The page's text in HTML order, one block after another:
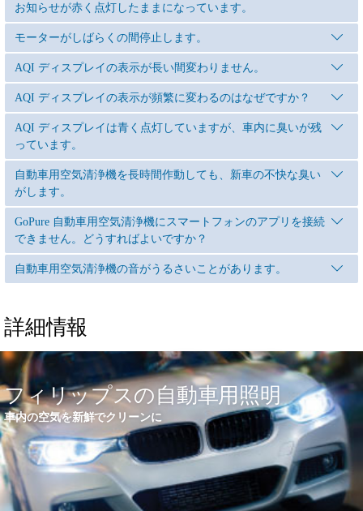
お知らせが赤く点灯したままになっています。
モーターがしばらくの間停止します。
AQI ディスプレイの表示が長い間変わりません。
AQI ディスプレイの表示が頻繁に変わるのはなぜですか？
AQI ディスプレイは青く点灯していますが、車内に臭いが残
っています。
自動車用空気清浄機を長時間作動しても、新車の不快な臭い
がします。
GoPure 自動車用空気清浄機にスマートフォンのアプリを接続
できません。どうすればよいですか？
自動車用空気清浄機の音がうるさいことがあります。
詳細情報
フィリップスの自動車用照明
車内の空気を新鮮でクリーンに